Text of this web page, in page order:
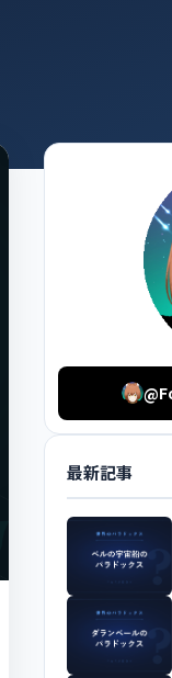
最新記事